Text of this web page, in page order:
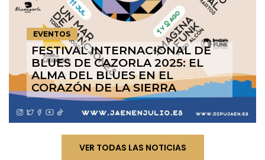
EVENTOS
FESTIVAL INTERNACIONAL DE
BLUES DE CAZORLA 2025: EL
ALMA DEL BLUES EN EL
CORAZÓN DE LA SIERRA
VER TODAS LAS NOTICIAS